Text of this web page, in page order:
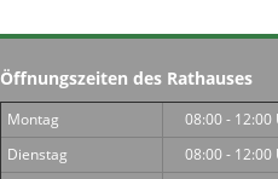
Öffnungszeiten des Rathauses
Montag 08:00 - 12:00
Dienstag
08:00 - 12:00